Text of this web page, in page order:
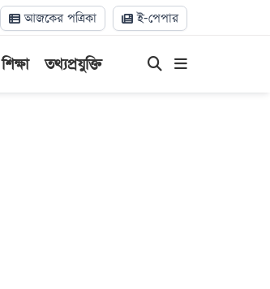
আজকের পত্রিকা ই-পেপার
শিক্ষা তথ্যপ্রযুক্তি